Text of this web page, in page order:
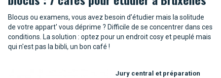
Blocus ou examens, vous avez besoin d’étudier mais la solitude
de votre appart' vous déprime ? Difficile de se concentrer dans ces
conditions. La solution : optez pour un endroit cosy et peuplé mais
qui n'est pas la bibli, un bon café !
Jury central et préparation